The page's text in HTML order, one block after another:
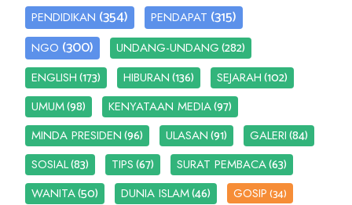
PENDIDIKAN (354) PENDAPAT (315)
NGO (300) UNDANG-UNDANG(282)
ENGLISH(173) HIBURAN(136) SEJARAH(102)
UMUM(98) KENYATAAN MEDIA(97)
MINDA PRESIDEN(96) ULASAN(91) GALERI(84)
SOSIAL(83) TIPS(67) SURAT PEMBACA(63)
WANITA(50) DUNIA ISLAM(46) GOSIP(34)